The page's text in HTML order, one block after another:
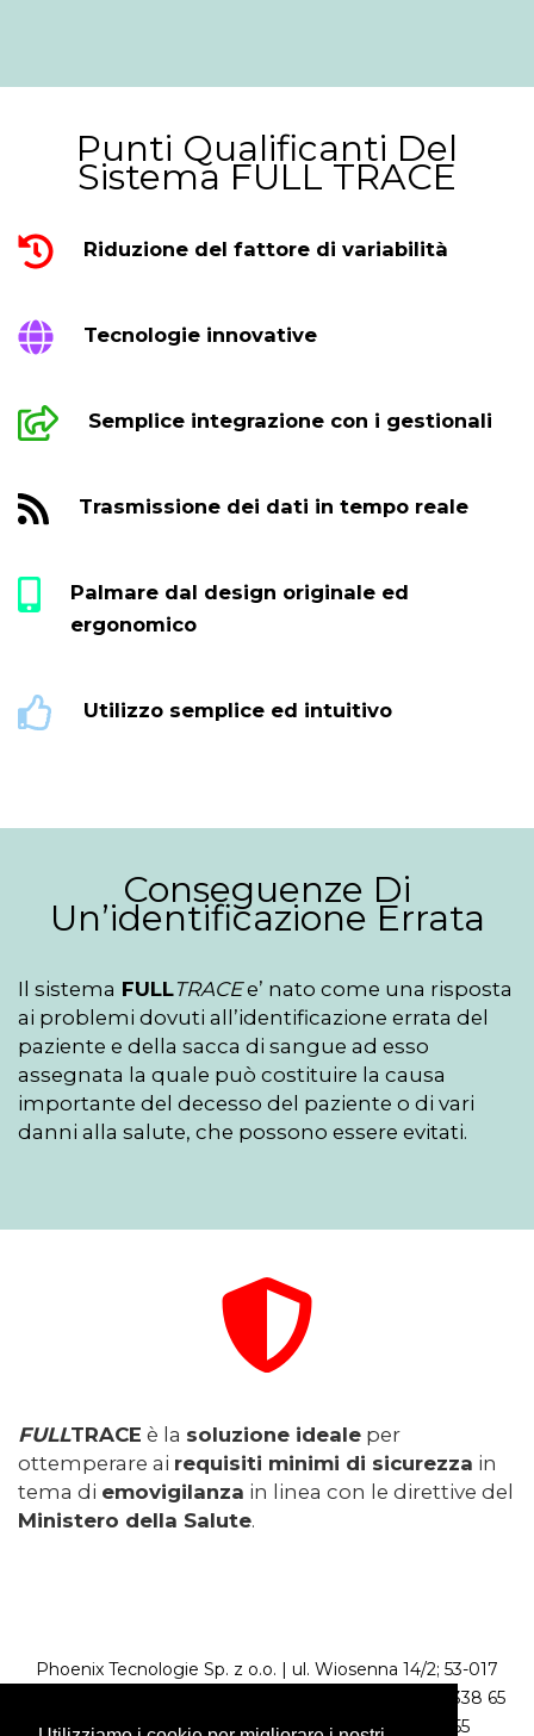
Punti Qualificanti Del
Sistema FULL TRACE
Riduzione del fattore di variabilità
Tecnologie innovative
Semplice integrazione con i gestionali
Trasmissione dei dati in tempo reale
Palmare dal design originale ed
ergonomico
Utilizzo semplice ed intuitivo
Conseguenze Di
Un’identificazione Errata
Il sistema FULLTRACEe’ nato come una risposta
ai problemi dovuti all’identificazione errata del
paziente e della sacca di sangue ad esso
assegnata la quale può costituire la causa
importante del decesso del paziente o di vari
danni alla salute, che possono essere evitati.
FULLTRACE è la soluzione ideale per
ottemperare ai requisiti minimi di sicurezza in
tema di emovigilanza in linea con le direttive del
Ministero della Salute.
Phoenix Tecnologie Sp. z o.o. | ul. Wiosenna 14/2; 53-017
Wrocław, Poland | NIP: 899 258 73 59 | Tel. +48 71 338 65
64; Kom. +48 604 106 020 | Fax +48 71 338 65 55